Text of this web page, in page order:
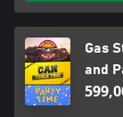
Gas
and